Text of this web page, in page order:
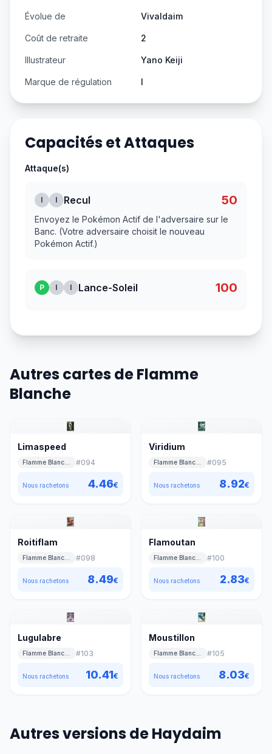
Évolue de Vivaldaim
Coût de retraite 2
Illustrateur Yano Keiji
Marque de régulation I
Capacités et Attaques
Attaque(s)
I I Recul 50
Envoyez le Pokémon Actif de l'adversaire sur le
Banc. (Votre adversaire choisit le nouveau
Pokémon Actif.)
P I I Lance-Soleil 100
Autres cartes de Flamme
Blanche
Limaspeed
#094
Nous rachetons 4.46€
Viridium
#095
Nous rachetons 8.92€
Roitiflam
#098
Nous rachetons 8.49€
Flamoutan
#100
Nous rachetons 2.83€
Lugulabre
#103
Nous rachetons 10.41€
Moustillon
#105
Nous rachetons 8.03€
Autres versions de Haydaim